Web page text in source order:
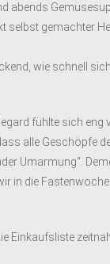
abends
selbst gemachter
wie schnell
fühlte sich eng
alle Geschöpfe
Umarmung“.
in die Fastenwoche
Einkaufsliste